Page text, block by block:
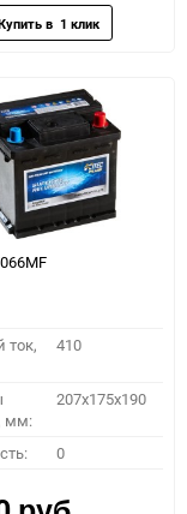
ток,
410
мм:
207x175x190
0